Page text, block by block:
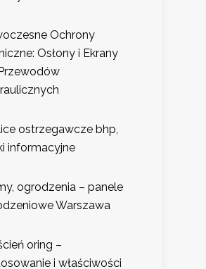
Ochrony
Osłony i Ekrany
ostrzegawcze bhp,
informacyjne
ogrodzenia – panele
Warszawa
oring –
i właściwości